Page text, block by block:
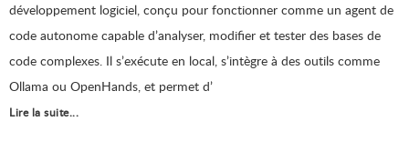
développement logiciel, conçu pour fonctionner comme un agent de
code autonome capable d’analyser, modifier et tester des bases de
code complexes. Il s’exécute en local, s’intègre à des outils comme
Ollama ou OpenHands, et permet d’
Lire la suite...